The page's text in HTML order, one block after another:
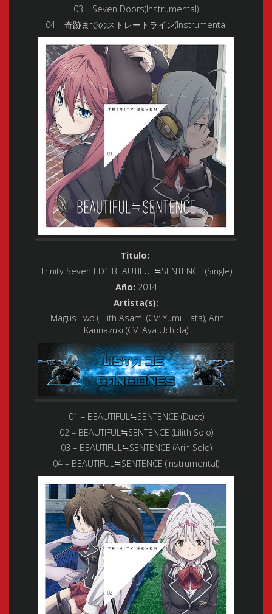
03 – Seven Doors(Instrumental)
04 – 奇跡までのストレートライン(Instrumental
Titulo:
Trinity Seven ED1 BEAUTIFUL≒SENTENCE (Single)
Año: 2014
Artista(s):
Magus Two (Lilith Asami (CV: Yumi Hata), Arin
Kannazuki (CV: Aya Uchida)
01 – BEAUTIFUL≒SENTENCE (Duet)
02 – BEAUTIFUL≒SENTENCE (Lilith Solo)
03 – BEAUTIFUL≒SENTENCE (Arin Solo)
04 – BEAUTIFUL≒SENTENCE (Instrumental)